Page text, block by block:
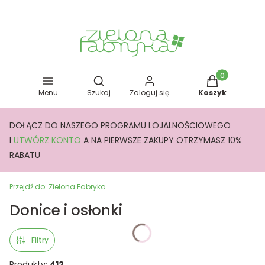
Menu
Otwórz wyszukiwarkę
Szukaj Zaloguj się
Produkty w
Koszyk
DOŁĄCZ DO NASZEGO PROGRAMU LOJALNOŚCIOWEGO
I UTWÓRZ KONTO A NA PIERWSZE ZAKUPY OTRZYMASZ 10%
RABATU
Przejdź do: Zielona Fabryka
Donice i osłonki
Filtry